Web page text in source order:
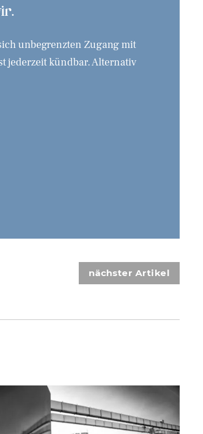
unbegrenzten Zugang mit
jederzeit kündbar. Alternativ
nächster Artikel